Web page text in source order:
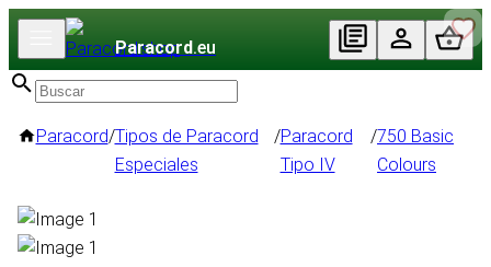
Paracord.eu
Paracord/Tipos de Paracord
Especiales
/Paracord
Tipo IV
/750 Basic
Colours